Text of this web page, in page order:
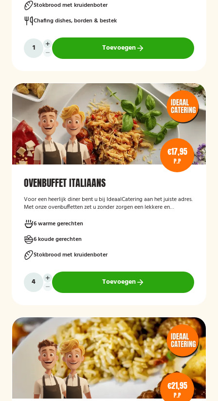
Stokbrood met kruidenboter
Chafing dishes, borden & bestek
Toevoegen
€17,95
P.P
OVENBUFFET ITALIAANS
Voor een heerlijk diner bent u bij IdeaalCatering aan het juiste adres.
Met onze ovenbuffetten zet u zonder zorgen een lekkere en
twaalf personen is een ovenbuffet Ideaal!
6 warme gerechten
6 koude gerechten
Stokbrood met kruidenboter
Toevoegen
€21,95
P.P